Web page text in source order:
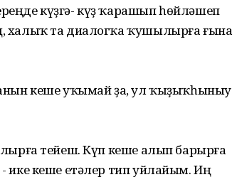
күҙгә- күҙ ҡарашып һөйләшеп
халыҡ та диалогҡа ҡушылырға ғына
кеше уҡымай ҙа, ул ҡыҙыҡһыныу
тейеш. Күп кеше алып барырға
ике кеше етәлер тип уйлайым. Иң